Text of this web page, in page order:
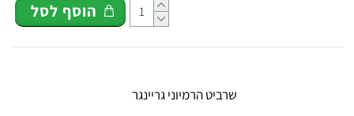
הוסף לסל
שרביט הרמיוני גריינגר